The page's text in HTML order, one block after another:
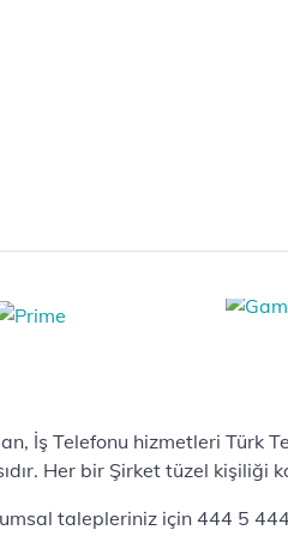
İş Telefonu hizmetleri Türk
Her bir Şirket tüzel kişiliği
talepleriniz için 444 5